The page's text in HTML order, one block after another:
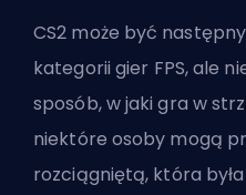
CS2 może być
kategorii gier FPS, ale
sposób, w jaki gra w
niektóre osoby mogą
rozciągniętą, która